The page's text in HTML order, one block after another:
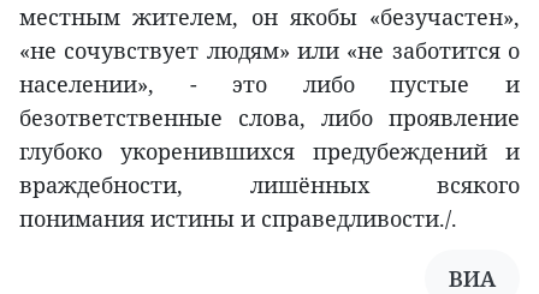
местным жителем, он якобы «безучастен»,
«не сочувствует людям» или «не заботится о
населении», - это либо пустые и
безответственные слова, либо проявление
глубоко укоренившихся предубеждений и
враждебности, лишённых всякого
понимания истины и справедливости./.
ВИА